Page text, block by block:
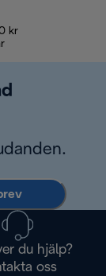
kr
du hjälp?
oss